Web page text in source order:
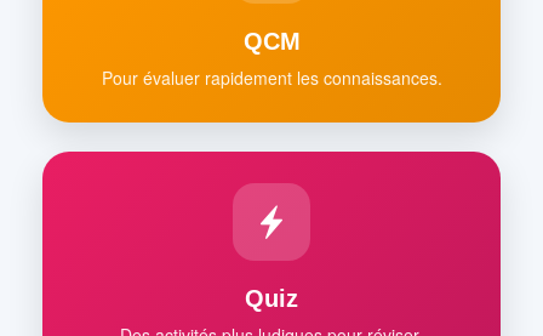
QCM
Pour évaluer rapidement les connaissances.
Quiz